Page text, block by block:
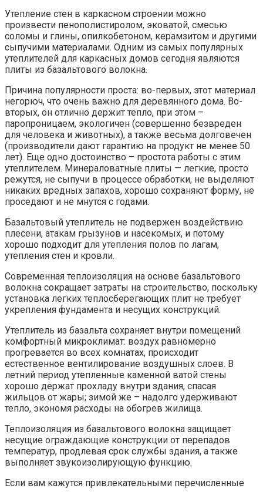
Утепление стен в каркасном строении можно
произвести пенополистиролом, эковатой, смесью
соломы и глины, опилкобетоном, керамзитом и другими
сыпучими материалами. Одним из самых популярных
утеплителей для каркасных домов сегодня являются
плиты из базальтового волокна.
Причина популярности проста: во-первых, этот материал
негорюч, что очень важно для деревянного дома. Во-
вторых, он отлично держит тепло, при этом –
паропроницаем, экологичен (совершенно безвреден
для человека и животных), а также весьма долговечен
(производители дают гарантию на продукт не менее 50
лет). Еще одно достоинство – простота работы с этим
утеплителем. Минераловатные плиты — легкие, просто
режутся, не сыпучи в процессе обработки, не выделяют
никаких вредных запахов, хорошо сохраняют форму, не
проседают и не мнутся с годами.
Базальтовый утеплитель не подвержен воздействию
плесени, атакам грызунов и насекомых, и потому
хорошо подходит для утепления полов по лагам,
утепления стен и кровли.
Современная теплоизоляция на основе базальтового
волокна сокращает затраты на строительство, поскольку
установка легких теплосберегающих плит не требует
укрепления фундамента и несущих конструкций.
Утеплитель из базальта сохраняет внутри помещений
комфортный микроклимат: воздух равномерно
прогревается во всех комнатах, происходит
естественное вентилирование воздушных слоев. В
летний период утепленные каменной ватой стены
хорошо держат прохладу внутри здания, спасая
жильцов от жары; зимой же – надолго удерживают
тепло, экономя расходы на обогрев жилища.
Теплоизоляция из базальтового волокна защищает
несущие ограждающие конструкции от перепадов
температур, продлевая срок службы здания, а также
выполняет звукоизолирующую функцию.
Если вам кажутся привлекательными перечисленные